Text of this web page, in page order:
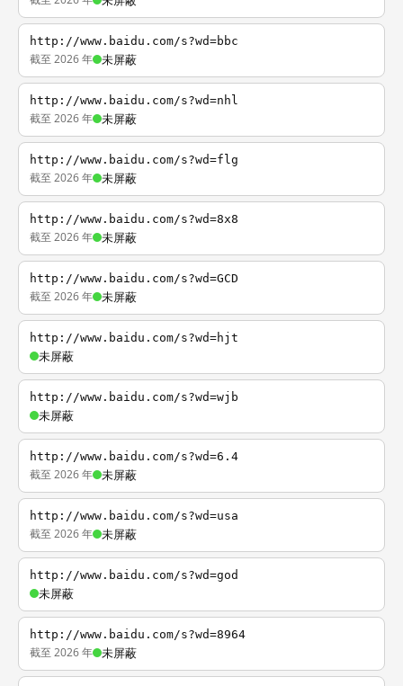
http://www.baidu.com/s?wd=bbc
截至 2026 年 未屏蔽
http://www.baidu.com/s?wd=nhl
截至 2026 年 未屏蔽
http://www.baidu.com/s?wd=flg
截至 2026 年 未屏蔽
http://www.baidu.com/s?wd=8x8
截至 2026 年 未屏蔽
http://www.baidu.com/s?wd=GCD
截至 2026 年 未屏蔽
http://www.baidu.com/s?wd=hjt
未屏蔽
http://www.baidu.com/s?wd=wjb
未屏蔽
http://www.baidu.com/s?wd=6.4
截至 2026 年 未屏蔽
http://www.baidu.com/s?wd=usa
截至 2026 年 未屏蔽
http://www.baidu.com/s?wd=god
未屏蔽
http://www.baidu.com/s?wd=8964
截至 2026 年 未屏蔽